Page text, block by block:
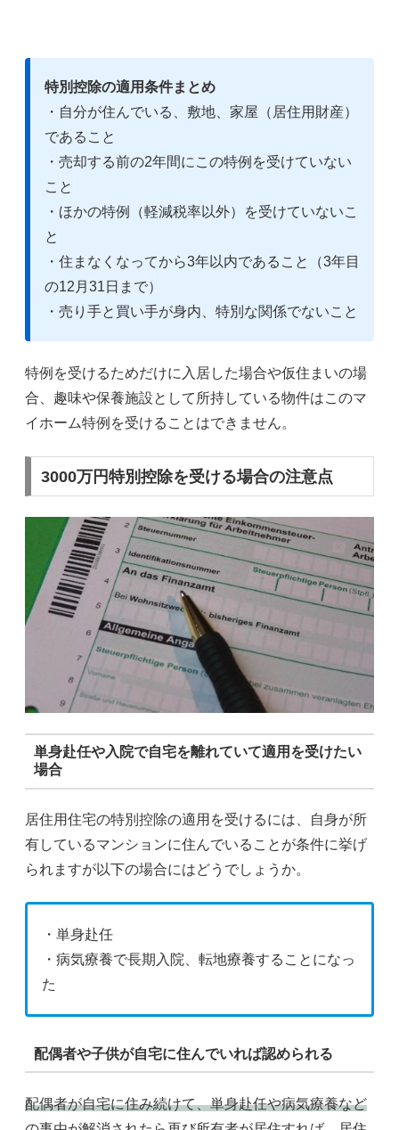
特別控除の適用条件まとめ
・自分が住んでいる、敷地、家屋（居住用財産）
であること
・売却する前の2年間にこの特例を受けていない
こと
・ほかの特例（軽減税率以外）を受けていないこ
と
・住まなくなってから3年以内であること（3年目
の12月31日まで）
・売り手と買い手が身内、特別な関係でないこと
特例を受けるためだけに入居した場合や仮住まいの場
合、趣味や保養施設として所持している物件はこのマ
イホーム特例を受けることはできません。
3000万円特別控除を受ける場合の注意点
単身赴任や入院で自宅を離れていて適用を受けたい
場合
居住用住宅の特別控除の適用を受けるには、自身が所
有しているマンションに住んでいることが条件に挙げ
られますが以下の場合にはどうでしょうか。
・単身赴任
・病気療養で長期入院、転地療養することになっ
た
配偶者や子供が自宅に住んでいれば認められる
配偶者が自宅に住み続けて、単身赴任や病気療養など